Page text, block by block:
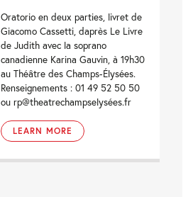
Oratorio en deux parties, livret de
Giacomo Cassetti, daprès Le Livre
de Judith avec la soprano
canadienne Karina Gauvin, à 19h30
au Théâtre des Champs-Élysées.
Renseignements : 01 49 52 50 50
ou rp@theatrechampselysées.fr
LEARN MORE